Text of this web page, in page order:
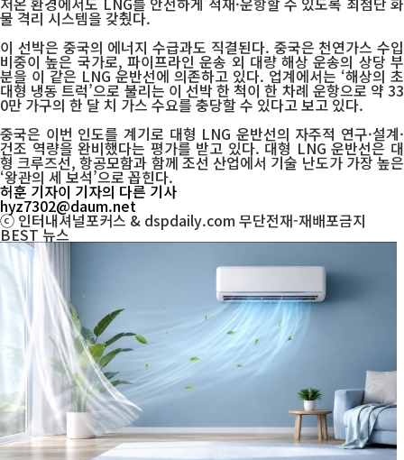
물 격리 시스템을 갖췄다.
이 선박은 중국의 에너지 수급과도 직결된다. 중국은 천연가스 수입
비중이 높은 국가로, 파이프라인 운송 외 대량 해상 운송의 상당 부
분을 이 같은 LNG 운반선에 의존하고 있다. 업계에서는 ‘해상의 초
대형 냉동 트럭’으로 불리는 이 선박 한 척이 한 차례 운항으로 약 33
0만 가구의 한 달 치 가스 수요를 충당할 수 있다고 보고 있다.
중국은 이번 인도를 계기로 대형 LNG 운반선의 자주적 연구·설계·
건조 역량을 완비했다는 평가를 받고 있다. 대형 LNG 운반선은 대
형 크루즈선, 항공모함과 함께 조선 산업에서 기술 난도가 가장 높은
‘왕관의 세 보석’으로 꼽힌다.
허훈 기자이 기자의 다른 기사
hyz7302@daum.net
ⓒ 인터내셔널포커스 & dspdaily.com 무단전재-재배포금지
BEST뉴스